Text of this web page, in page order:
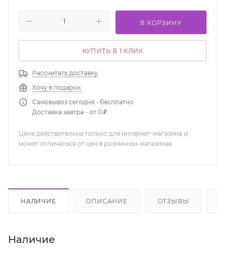
В КОРЗИНУ
КУПИТЬ В 1 КЛИК
Рассчитать доставку
Хочу в подарок
Самовывоз сегодня - бесплатно
Доставка завтра - от 0 ₽
Цена действительна только для интернет-магазина и
может отличаться от цен в розничных магазинах
НАЛИЧИЕ ОПИСАНИЕ ОТЗЫВЫ
Наличие